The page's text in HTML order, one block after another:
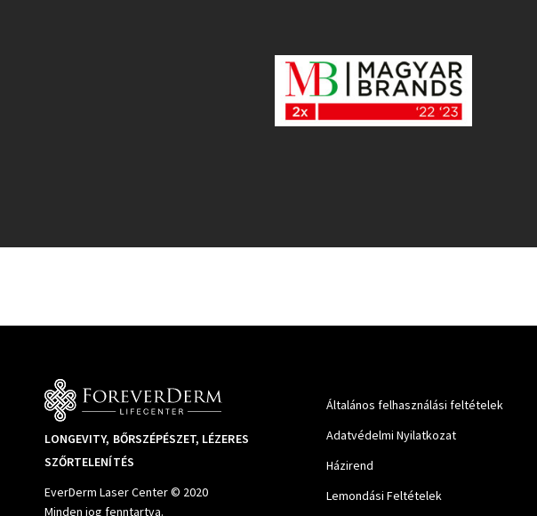
LONGEVITY, BŐRSZÉPÉSZET, LÉZERES
SZŐRTELENÍTÉS
EverDerm Laser Center © 2020
Minden jog fenntartva.
Általános felhasználási feltételek
Adatvédelmi Nyilatkozat
Házirend
Lemondási Feltételek